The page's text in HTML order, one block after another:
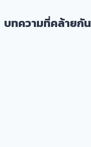
บทความที่คล้ายกัน